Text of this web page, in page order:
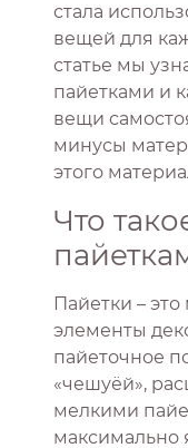
стала
вещей для
статье мы
пайетками и
вещи
минусы
этого
Что
Пайетки –
элементы
пайеточное
«чешуёй»,
мелкими
максимально